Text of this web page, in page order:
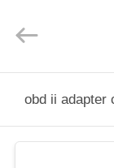
Rights
Reserved.
obd ii adapter